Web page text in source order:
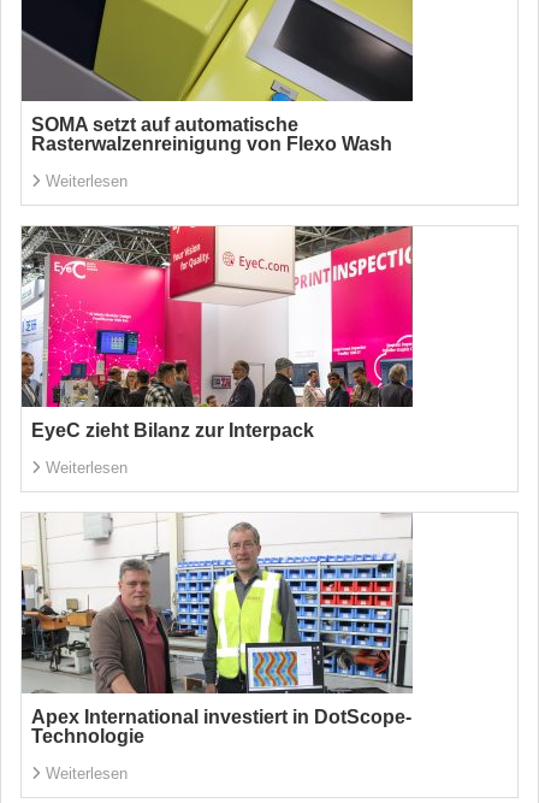
SOMA setzt auf automatische
Rasterwalzenreinigung von Flexo Wash
Weiterlesen
EyeC zieht Bilanz zur Interpack
Weiterlesen
Apex International investiert in DotScope-
Technologie
Weiterlesen